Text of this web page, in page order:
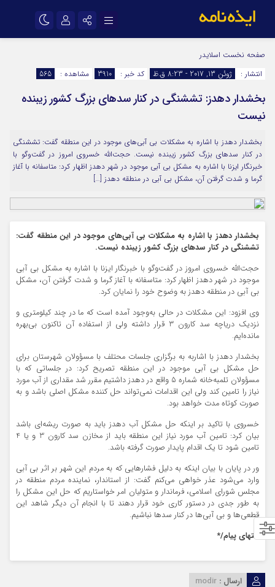
اینستاگرام
سروش
ایتا
آپارات
اپلیکیشن رمز عبور
مرا به خاطر بسپار
صفحه نخست اسلایدر
انتشار :
ژوئن 13, 2017 - 8:23 ق.ظ کد خبر : 3910 مشاهده : 565
بخشدار دهدز: تششنگی در کنار سدهای بزرگ کشور زیبنده
نیست
بخشدار دهدز با اشاره به مشکلات بی آبی‌های موجود در این منطقه گفت: تششنگی
در کنار سدهای بزرگ کشور زیبنده نیست. حجت‌الله خسروی امروز در گفت‌و‌گو با
خبرنگار ایزنا با اشاره به مشکل بی آبی موجود در شهر دهدز اظهار کرد: متاسفانه با آغاز
گرما و شدت گرفتن آن، مشکل بی آبی در منطقه دهدز […]
بخشدار دهدز با اشاره به مشکلات بی آبی‌های موجود در این منطقه گفت:
تششنگی در کنار سدهای بزرگ کشور زیبنده نیست.
حجت‌الله خسروی امروز در گفت‌و‌گو با خبرنگار ایزنا با اشاره به مشکل بی آبی
موجود در شهر دهدز اظهار کرد: متاسفانه با آغاز گرما و شدت گرفتن آن، مشکل
بی آبی در منطقه دهدز به وضوح خود را نمایان کرد.
وی افزود: این مشکلات در حالی به‌وجود آمده است که ما در چند کیلومتری و
نزدیک دریاچه سد کارون 3 قرار داشته ولی از استفاده آن تاکنون بی‌بهره
مانده‌ایم.
بخشدار دهدز با اشاربه به برگزاری جلسات محتلف با مسؤولان شهرستان برای
حل مشکل بی آبی موجود در این منطقه تصریح کرد: در جلساتی که با
مسؤولان تلمبه‌خانه شماره 5 واقع در دهدز داشتیم مقرر شد مقداری از آب مورد
نیاز را تامین کند ولی این اقدامات نمی‌تواند حل کننده مشکل اصلی باشد و به
صورت کوتاه مدت خواهد بود.
خسروی با تاکید بر اینکه حل مشکل آب دهدز باید به صورت ریشه‌ای باشد
بیان کرد: تامین آب مورد نیاز این منطقه باید از مخازن سد کارون 3 و یا 4
تامین شود تا یک اقدام پایدار صورت گرفته باشد.
ور در پایان با بیان اینکه به دلیل فشارهایی که به مردم این شهر بر اثر بی آبی
وارد می‌شود عذر خواهی می‌کنم گفت: از استاندار، نماینده مردم منطقه در
مجلس شورای اسلامی، فرماندار و متولیان امر خواستاریم که حل این مشکل را
به طور جدی در دستور کاری خود قرار دهند تا با انجام آن دیگر شاهد این
قطعی‌ها و بی آبی‌ها در کنار سدها نباشیم.
انتهای پیام/*
ارسال : modir